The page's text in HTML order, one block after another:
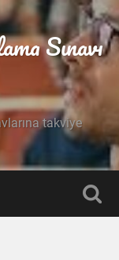
Sınavı
takviye